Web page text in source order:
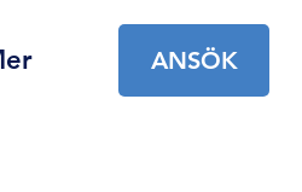
ANSÖK